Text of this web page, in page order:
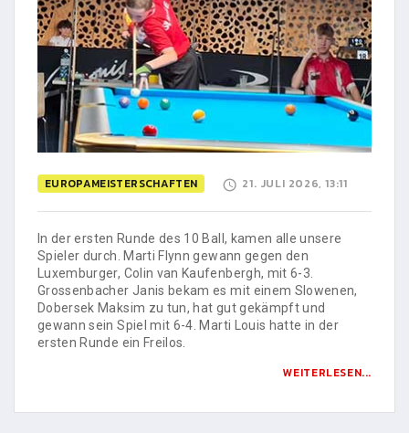
EUROPAMEISTERSCHAFTEN 21. JULI 2026, 13:11
In der ersten Runde des 10 Ball, kamen alle unsere
Spieler durch. Marti Flynn gewann gegen den
Luxemburger, Colin van Kaufenbergh, mit 6-3.
Grossenbacher Janis bekam es mit einem Slowenen,
Dobersek Maksim zu tun, hat gut gekämpft und
gewann sein Spiel mit 6-4. Marti Louis hatte in der
ersten Runde ein Freilos.
WEITERLESEN...